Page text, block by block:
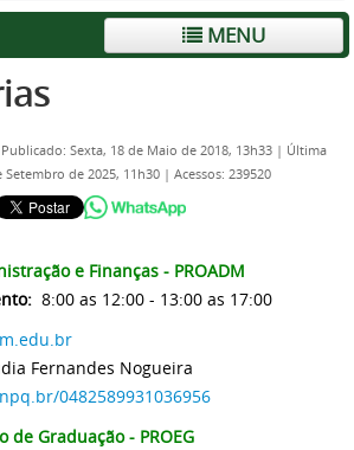
MENU
Publicado: Sexta, 18 de Maio de 2018, 13h33 | Última
Setembro de 2025, 11h30 | Acessos: 239520
e Finanças - PROADM
8:00 as 12:00 - 13:00 as 17:00
Fernandes Nogueira
0482589931036956
de Graduação - PROEG